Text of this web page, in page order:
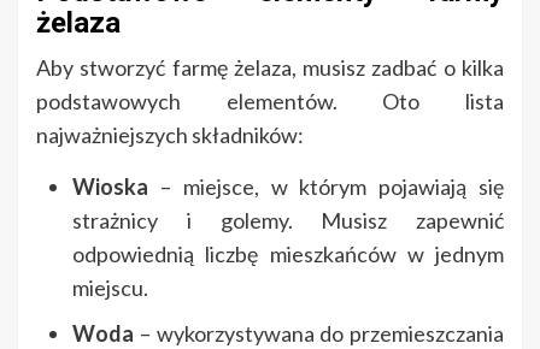
żelaza
Aby stworzyć farmę żelaza, musisz zadbać o kilka
podstawowych elementów. Oto lista
najważniejszych składników:
Wioska – miejsce, w którym pojawiają się
strażnicy i golemy. Musisz zapewnić
odpowiednią liczbę mieszkańców w jednym
miejscu.
Woda – wykorzystywana do przemieszczania